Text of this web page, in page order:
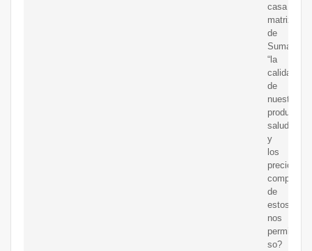
casa
matriz
de
“la
calidad
de
nuestros
productos
saludables
y
los
precios
de
estos
nos
permiten
so?